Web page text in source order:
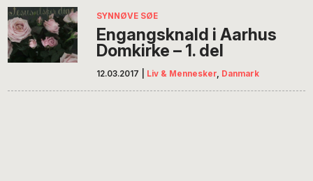
SYNNØVE SØE
Engangsknald i Aarhus
Domkirke – 1. del
12.03.2017 Liv & Mennesker, Danmark